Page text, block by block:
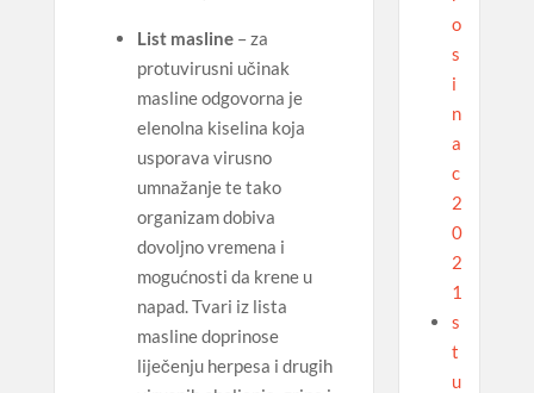
List masline – za
protuvirusni učinak
masline odgovorna je
elenolna kiselina koja
usporava virusno
umnažanje te tako
organizam dobiva
dovoljno vremena i
mogućnosti da krene u
napad. Tvari iz lista
masline doprinose
liječenju herpesa i drugih
o
s
i
n
a
c
2
0
2
1
s
t
u